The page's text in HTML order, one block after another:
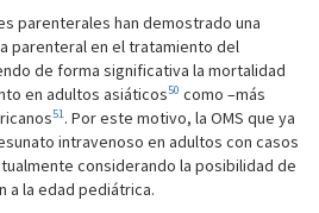
parenterales han demostrado una
parenteral en el tratamiento del
de forma significativa la mortalidad
en adultos asiáticos50 como –más
51. Por este motivo, la OMS que ya
intravenoso en adultos con casos
considerando la posibilidad de
a la edad pediátrica.